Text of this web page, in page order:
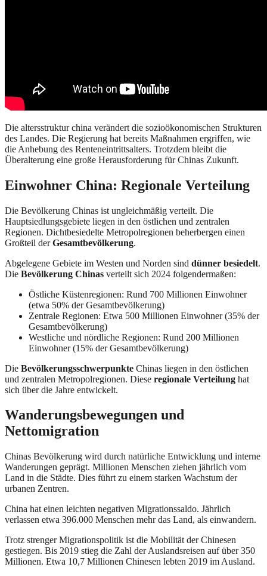
Die altersstruktur china verändert die sozioökonomischen Strukturen
des Landes. Die Regierung hat bereits Maßnahmen ergriffen, wie
die Anhebung des Renteneintrittsalters. Trotzdem bleibt die
Überalterung eine große Herausforderung für Chinas Zukunft.
Einwohner China: Regionale Verteilung
Die Bevölkerung Chinas ist ungleichmäßig verteilt. Die
Hauptsiedlungsgebiete liegen in den östlichen und zentralen
Regionen. Dichtbesiedelte Metropolregionen beherbergen einen
Großteil derGesamtbevölkerung.
Abgelegene Gebiete im Westen und Norden sind dünner besiedelt.
Die Bevölkerung Chinas verteilt sich 2024 folgendermaßen:
Östliche Küstenregionen: Rund 700 Millionen Einwohner
(etwa 50% der Gesamtbevölkerung)
Zentrale Regionen: Etwa 500 Millionen Einwohner (35% der
Gesamtbevölkerung)
Westliche und nördliche Regionen: Rund 200 Millionen
Einwohner (15% der Gesamtbevölkerung)
Die Bevölkerungsschwerpunkte Chinas liegen in den östlichen
und zentralen Metropolregionen. Diese regionale Verteilung hat
sich über die Jahre entwickelt.
Wanderungsbewegungen und
Nettomigration
Chinas Bevölkerung wird durch natürliche Entwicklung und interne
Wanderungen geprägt. Millionen Menschen ziehen jährlich vom
Land in die Städte. Dies führt zu einem starken Wachstum der
urbanen Zentren.
China hat einen leichten negativen Migrationssaldo. Jährlich
verlassen etwa 396.000 Menschen mehr das Land, als einwandern.
Trotz strenger Migrationspolitik ist die Mobilität der Chinesen
gestiegen. Bis 2019 stieg die Zahl der Auslandsreisen auf über 350
Millionen. Etwa 10,7 Millionen Chinesen lebten 2019 im Ausland.